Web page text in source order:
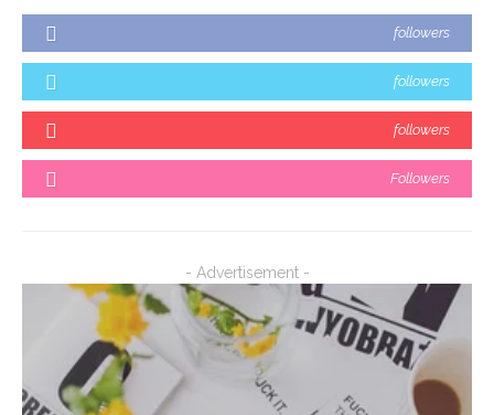
followers
followers
followers
Followers
- Advertisement -